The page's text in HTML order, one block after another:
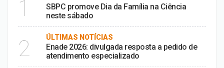
1
SBPC promove Dia da Família na Ciência
neste sábado
2 ÚLTIMAS NOTÍCIAS
Enade 2026: divulgada resposta a pedido de
atendimento especializado